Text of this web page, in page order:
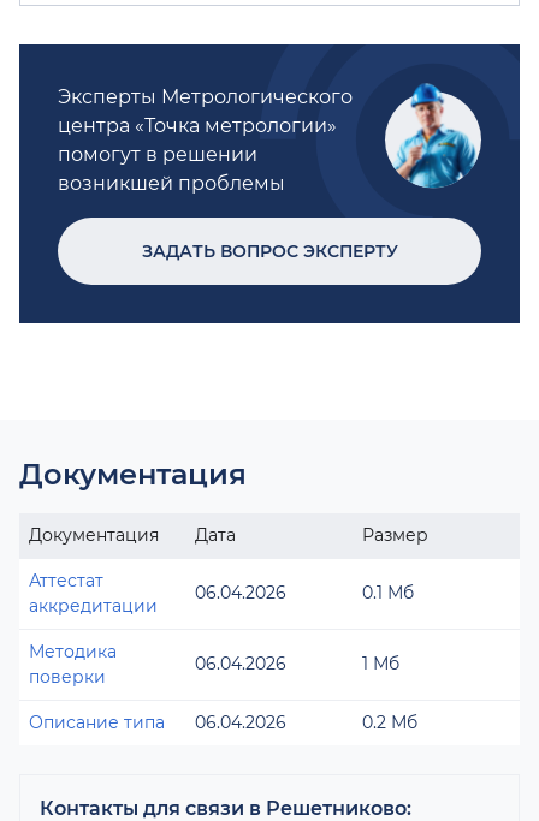
Эксперты Метрологического
центра «Точка метрологии»
помогут в решении
возникшей проблемы
ЗАДАТЬ ВОПРОС ЭКСПЕРТУ
Документация
Документация Дата Размер
Аттестат
аккредитации
06.04.2026 0.1 Мб
Методика
поверки
06.04.2026 1 Мб
Описание типа 06.04.2026 0.2 Мб
Контакты для связи в Решетниково: